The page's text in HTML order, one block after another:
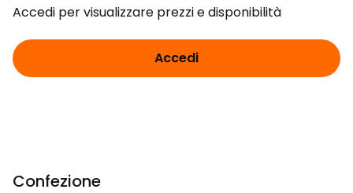
Accedi per visualizzare prezzi e disponibilità
Accedi
Confezione